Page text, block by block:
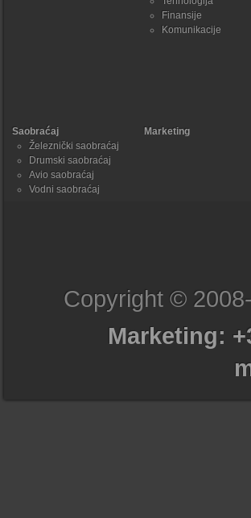
Finansije
Komunikacije
Saobraćaj
Železnički saobraćaj
Drumski saobraćaj
Avio saobraćaj
Vodni saobraćaj
Marketing
Copyright ©
Marketing: